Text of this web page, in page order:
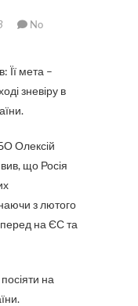
No
зневіру в
Олексій
що Росія
з лютого
на ЄС та
на